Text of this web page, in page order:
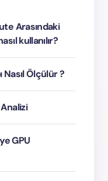
Arasındaki
kullanılır?
Nasıl Ölçülür ?
GPU